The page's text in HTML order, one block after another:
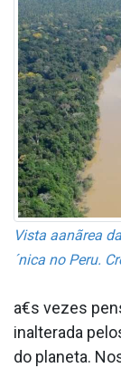
Vista aanãrea
´nica no Peru.
a€s vezes
inalterada
do planeta.